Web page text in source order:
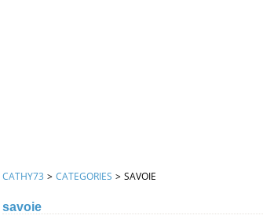
CATHY73 > CATEGORIES > SAVOIE
savoie